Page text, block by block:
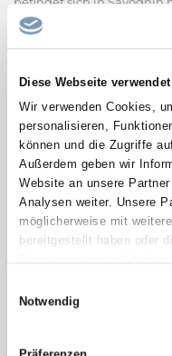
Diese Webseite
Wir verwenden Cookies,
personalisieren,
können und die Zugriffe
Außerdem geben wir
Website an unsere
Analysen weiter. Unsere
möglicherweise mit
bereitgestellt haben oder
Notwendig
ist für die stationäre und
Grundversorgung der
Center da Sanadad
Savognin AG
Ausbildung zum
voestalpine Böhler
und
mehr als 50
Schweißbranche. Unser
voestalpine Böhler